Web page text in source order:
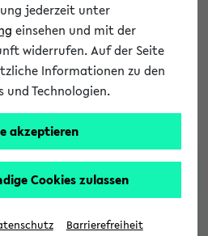
Adresse, um mit einer
auf die Vorlesungszeiten
finden Sie hier
ws/calendar?vz
jederzeit unter
einsehen und mit der
widerrufen. Auf der Seite
Informationen zu den
und Technologien.
akzeptieren
Cookies zulassen
Barrierefreiheit